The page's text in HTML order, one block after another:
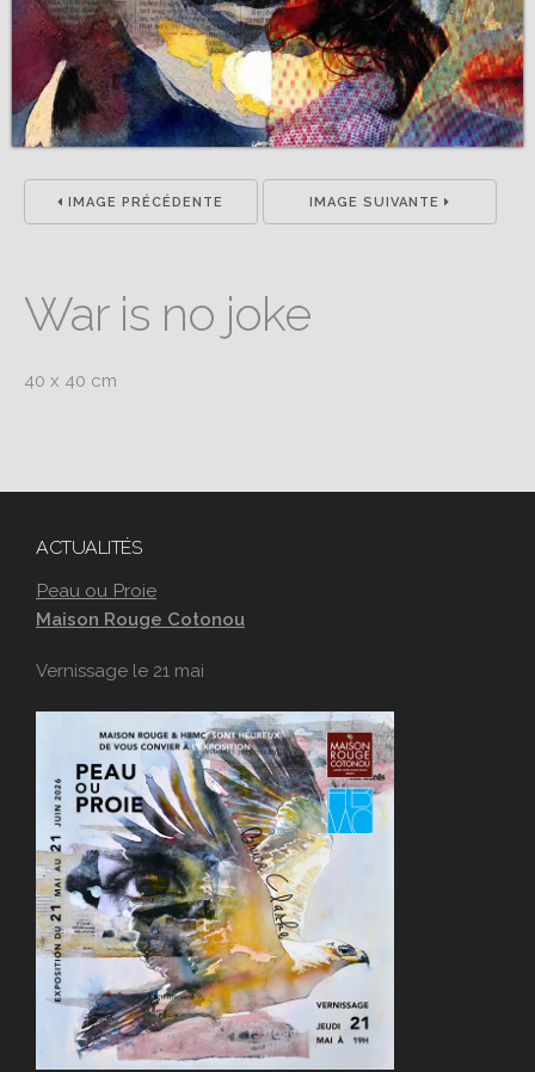
IMAGE PRÉCÉDENTE IMAGE SUIVANTE
War is no joke
40 x 40 cm
ACTUALITÉS
Peau ou Proie
Maison Rouge Cotonou
Vernissage le 21 mai